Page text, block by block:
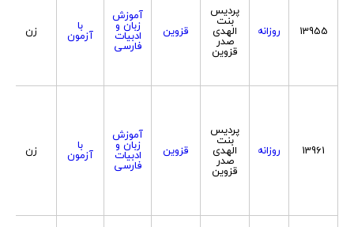
13955 روزانه
پردیس
بنت
الهدی
صدر
قزوین
قزوین
آموزش
زبان و
ادبیات
فارسی
با
آزمون زن
13961 روزانه
پردیس
بنت
الهدی
صدر
قزوین
قزوین
آموزش
زبان و
ادبیات
فارسی
با
آزمون زن